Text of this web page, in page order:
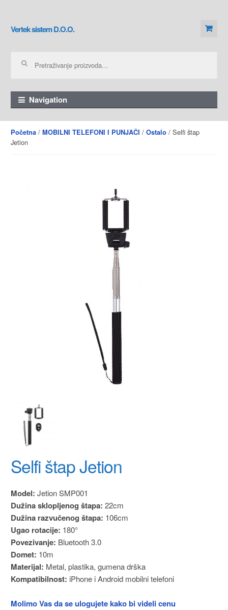
Skip to navigation
Skip to content
Vertek sistem D.O.O.
Navigation
Početna/ MOBILNI TELEFONI I PUNJAČI / Ostalo/ Selfi štap
Jetion
Selfi štap Jetion
Model: Jetion SMP001
Dužina sklopljenog štapa: 22cm
Dužina razvučenog štapa: 106cm
Ugao rotacije: 180°
Povezivanje: Bluetooth 3.0
Domet: 10m
Materijal: Metal, plastika, gumena drška
Kompatibilnost: iPhone i Android mobilni telefoni
Molimo Vas da se ulogujete kako bi videli cenu